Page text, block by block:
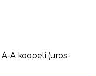
A-A kaapeli (uros-